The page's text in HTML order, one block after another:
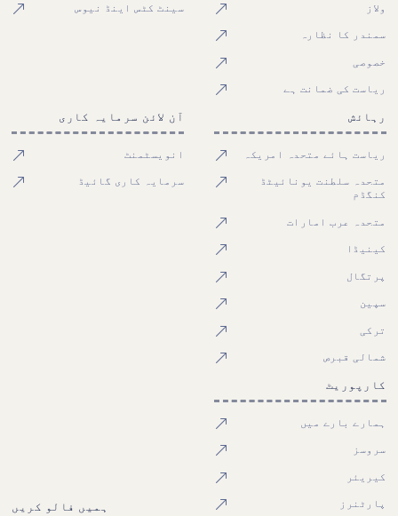
ولاز
سمندر کا نظارہ
خصوصی
ریاست کی ضمانت ہے
سینٹ کٹس اینڈ نیوس
رہائش
ریاست ہائے متحدہ امریکہ
متحدہ سلطنت یونائیٹڈ
کنگڈم
متحدہ عرب امارات
کینیڈا
پرتگال
سپین
ترکی
شمالی قبرص
آن لائن سرمایہ کاری
انویسٹمنٹ
سرمایہ کاری گائیڈ
کارپوریٹ
ہمارے بارے میں
سروسز
کیریئر
پارٹنرز ہمیں فالو کریں